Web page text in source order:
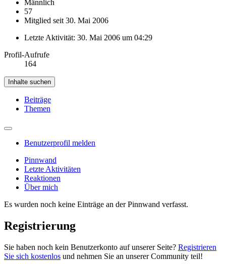
Männlich
57
Mitglied seit 30. Mai 2006
Letzte Aktivität: 30. Mai 2006 um 04:29
Profil-Aufrufe
164
Inhalte suchen
Beiträge
Themen
Benutzerprofil melden
Pinnwand
Letzte Aktivitäten
Reaktionen
Über mich
Es wurden noch keine Einträge an der Pinnwand verfasst.
Registrierung
Sie haben noch kein Benutzerkonto auf unserer Seite? Registrieren
Sie sich kostenlos und nehmen Sie an unserer Community teil!